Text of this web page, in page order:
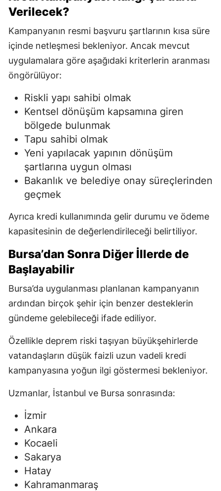
Verilecek?
Kampanyanın resmi başvuru şartlarının kısa süre
içinde netleşmesi bekleniyor. Ancak mevcut
uygulamalara göre aşağıdaki kriterlerin aranması
öngörülüyor:
Riskli yapı sahibi olmak
Kentsel dönüşüm kapsamına giren
bölgede bulunmak
Tapu sahibi olmak
Yeni yapılacak yapının dönüşüm
şartlarına uygun olması
Bakanlık ve belediye onay süreçlerinden
geçmek
Ayrıca kredi kullanımında gelir durumu ve ödeme
kapasitesinin de değerlendirileceği belirtiliyor.
Bursa’dan Sonra Diğer İllerde de
Başlayabilir
Bursa’da uygulanması planlanan kampanyanın
ardından birçok şehir için benzer desteklerin
gündeme gelebileceği ifade ediliyor.
Özellikle deprem riski taşıyan büyükşehirlerde
vatandaşların düşük faizli uzun vadeli kredi
kampanyasına yoğun ilgi göstermesi bekleniyor.
Uzmanlar, İstanbul ve Bursa sonrasında:
İzmir
Ankara
Kocaeli
Sakarya
Hatay
Kahramanmaraş